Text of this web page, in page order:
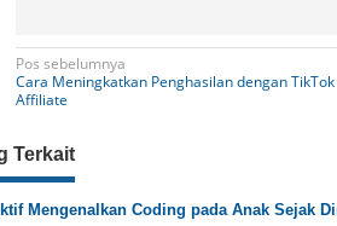
N
a
v
i
g
Pos sebelumnya
Cara Meningkatkan Penghasilan dengan TikTok
Affiliate
Terkait
Mengenalkan Coding pada Anak Sejak